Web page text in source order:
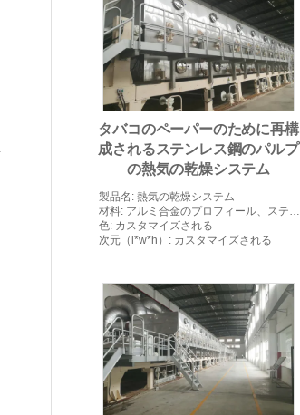
タバコのペーパーのために再構
成されるステンレス鋼のパルプ
の熱気の乾燥システム
製品名 : 熱気の乾燥システム
材料: アルミ合金のプロフィール、ステンレス鋼、炭素鋼
色: カスタマイズされる
次元（l*w*h） : カスタマイズされる